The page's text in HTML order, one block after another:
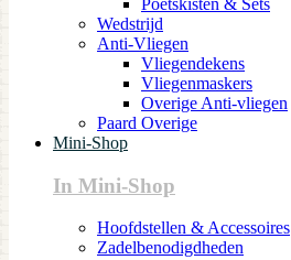
Wedstrijd
Anti-Vliegen
Vliegendekens
Vliegenmaskers
Overige Anti-vliegen
Paard Overige
Mini-Shop
In Mini-Shop
Hoofdstellen & Accessoires
Zadelbenodigdheden